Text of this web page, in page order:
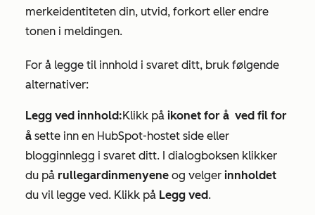
merkeidentiteten din, utvid, forkort eller endre
tonen i meldingen.
For å legge til innhold i svaret ditt, bruk følgende
alternativer:
Legg ved innhold:Klikk på ikonet for å ved fil for
å sette inn en HubSpot-hostet side eller
blogginnlegg i svaret ditt. I dialogboksen klikker
du på rullegardinmenyene og velger innholdet
du vil legge ved. Klikk på Legg ved.